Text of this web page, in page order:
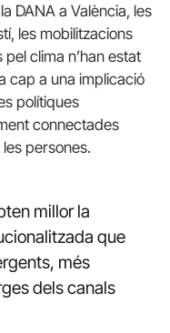
DANA a València, les
les mobilitzacions
clima n’han estat
cap a una implicació
polítiques
connectades
persones.
millor la
que
més
dels canals